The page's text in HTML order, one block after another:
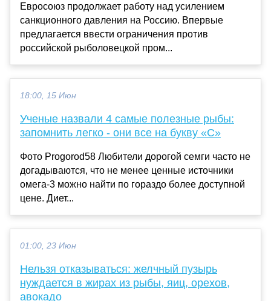
Евросоюз продолжает работу над усилением
санкционного давления на Россию. Впервые
предлагается ввести ограничения против
российской рыболовецкой пром...
18:00, 15 Июн
Ученые назвали 4 самые полезные рыбы:
запомнить легко - они все на букву «С»
Фото Progorod58 Любители дорогой семги часто не
догадываются, что не менее ценные источники
омега-3 можно найти по гораздо более доступной
цене. Диет...
01:00, 23 Июн
Нельзя отказываться: желчный пузырь
нуждается в жирах из рыбы, яиц, орехов,
авокадо